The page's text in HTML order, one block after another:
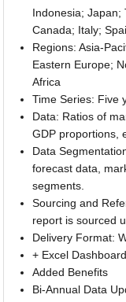
Indonesia; Japan;
Canada; Italy;
Regions: Asia-
Eastern Europe;
Africa
Time Series: Five
Data: Ratios of
GDP proportions,
Data
forecast data,
segments.
Sourcing and
report is sourced
Delivery Format:
+ Excel Dashboard
Added Benefits
Bi-Annual Data